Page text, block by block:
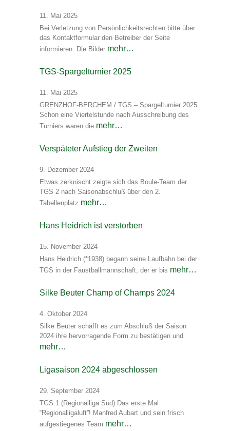
11. Mai 2025
Bei Verletzung von Persönlichkeitsrechten bitte über
das Kontaktformular den Betreiber der Seite
informieren. Die Bilder mehr…
TGS-Spargelturnier 2025
11. Mai 2025
GRENZHOF-BERCHEM / TGS – Spargelturnier 2025
Schon eine Viertelstunde nach Ausschreibung des
Turniers waren die mehr…
Verspäteter Aufstieg der Zweiten
9. Dezember 2024
Etwas zerknischt zeigte sich das Boule-Team der
TGS 2 nach Saisonabschluß über den 2.
Tabellenplatz mehr…
Hans Heidrich ist verstorben
15. November 2024
Hans Heidrich (*1938) begann seine Laufbahn bei der
TGS in der Faustballmannschaft, der er bis mehr…
Silke Beuter Champ of Champs 2024
4. Oktober 2024
Silke Beuter schafft es zum Abschluß der Saison
2024 ihre hervorragende Form zu bestätigen und
mehr…
Ligasaison 2024 abgeschlossen
29. September 2024
TGS 1 (Regionalliga Süd) Das erste Mal
“Regionalligaluft”! Manfred Aubart und sein frisch
aufgestiegenes Team mehr…